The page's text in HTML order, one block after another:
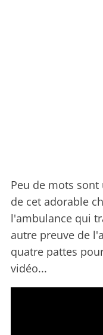
Peu de mots
de cet adorable
l'ambulance qui
autre preuve de
quatre pattes
vidéo...